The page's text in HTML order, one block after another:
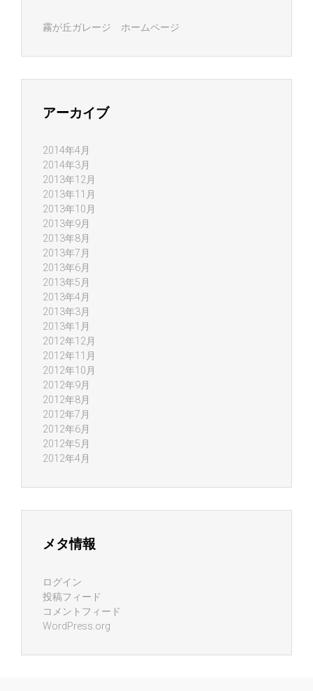
霧が丘ガレージ ホームページ
アーカイブ
2014年4月
2014年3月
2013年12月
2013年11月
2013年10月
2013年9月
2013年8月
2013年7月
2013年6月
2013年5月
2013年4月
2013年3月
2013年1月
2012年12月
2012年11月
2012年10月
2012年9月
2012年8月
2012年7月
2012年6月
2012年5月
2012年4月
メタ情報
ログイン
投稿フィード
コメントフィード
WordPress.org